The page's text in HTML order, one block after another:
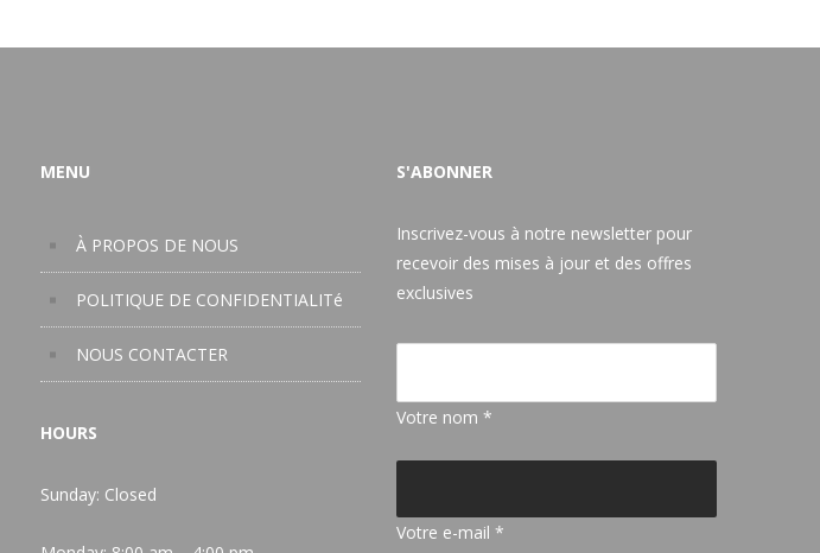
MENU
À PROPOS DE NOUS
POLITIQUE DE CONFIDENTIALITé
NOUS CONTACTER
HOURS
Sunday: Closed
S'ABONNER
Inscrivez-vous à notre newsletter pour
recevoir des mises à jour et des offres
exclusives
Votre nom *
Votre e-mail *